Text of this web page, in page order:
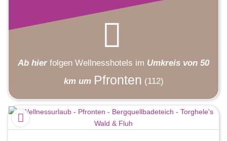
Ab hier folgen Wellnesshotels im Umkreis von 50
km um Pfronten (112)